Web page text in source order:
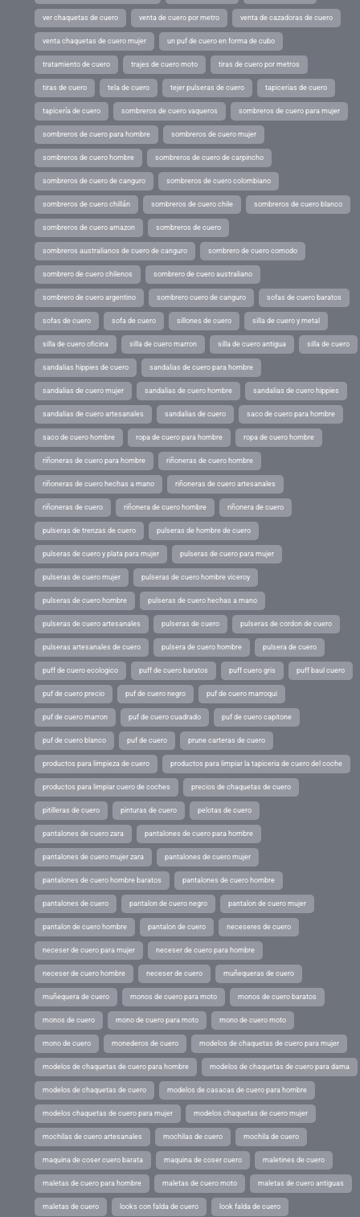
ver chaquetas de cuero venta de cuero por metro venta de cazadoras de cuero
venta chaquetas de cuero mujer un puf de cuero en forma de cubo
tratamiento de cuero trajes de cuero moto tiras de cuero por metros
tiras de cuero tela de cuero tejer pulseras de cuero tapicerias de cuero
tapicería de cuero sombreros de cuero vaqueros sombreros de cuero para mujer
sombreros de cuero para hombre sombreros de cuero mujer
sombreros de cuero hombre sombreros de cuero de carpincho
sombreros de cuero de canguro sombreros de cuero colombiano
sombreros de cuero chillán sombreros de cuero chile sombreros de cuero blanco
sombreros de cuero amazon sombreros de cuero
sombreros australianos de cuero de canguro sombrero de cuero comodo
sombrero de cuero chilenos sombrero de cuero australiano
sombrero de cuero argentino sombrero cuero de canguro sofas de cuero baratos
sofas de cuero sofa de cuero sillones de cuero silla de cuero y metal
silla de cuero oficina silla de cuero marron silla de cuero antigua silla de cuero
sandalias hippies de cuero sandalias de cuero para hombre
sandalias de cuero mujer sandalias de cuero hombre sandalias de cuero hippies
sandalias de cuero artesanales sandalias de cuero saco de cuero para hombre
saco de cuero hombre ropa de cuero para hombre ropa de cuero hombre
riñoneras de cuero para hombre riñoneras de cuero hombre
riñoneras de cuero hechas a mano riñoneras de cuero artesanales
riñoneras de cuero riñonera de cuero hombre riñonera de cuero
pulseras de trenzas de cuero pulseras de hombre de cuero
pulseras de cuero y plata para mujer pulseras de cuero para mujer
pulseras de cuero mujer pulseras de cuero hombre viceroy
pulseras de cuero hombre pulseras de cuero hechas a mano
pulseras de cuero artesanales pulseras de cuero pulseras de cordon de cuero
pulseras artesanales de cuero pulsera de cuero hombre pulsera de cuero
puff de cuero ecologico puff de cuero baratos puff cuero gris puff baul cuero
puf de cuero precio puf de cuero negro puf de cuero marroqui
puf de cuero marron puf de cuero cuadrado puf de cuero capitone
puf de cuero blanco puf de cuero prune carteras de cuero
productos para limpieza de cuero productos para limpiar la tapiceria de cuero del coche
productos para limpiar cuero de coches precios de chaquetas de cuero
pitilleras de cuero pinturas de cuero pelotas de cuero
pantalones de cuero zara pantalones de cuero para hombre
pantalones de cuero mujer zara pantalones de cuero mujer
pantalones de cuero hombre baratos pantalones de cuero hombre
pantalones de cuero pantalon de cuero negro pantalon de cuero mujer
pantalon de cuero hombre pantalon de cuero neceseres de cuero
neceser de cuero para mujer neceser de cuero para hombre
neceser de cuero hombre neceser de cuero muñequeras de cuero
muñequera de cuero monos de cuero para moto monos de cuero baratos
monos de cuero mono de cuero para moto mono de cuero moto
mono de cuero monederos de cuero modelos de chaquetas de cuero para mujer
modelos de chaquetas de cuero para hombre modelos de chaquetas de cuero para dama
modelos de chaquetas de cuero modelos de casacas de cuero para hombre
modelos chaquetas de cuero para mujer modelos chaquetas de cuero mujer
mochilas de cuero artesanales mochilas de cuero mochila de cuero
maquina de coser cuero barata maquina de coser cuero maletines de cuero
maletas de cuero para hombre maletas de cuero moto maletas de cuero antiguas
maletas de cuero looks con falda de cuero look falda de cuero